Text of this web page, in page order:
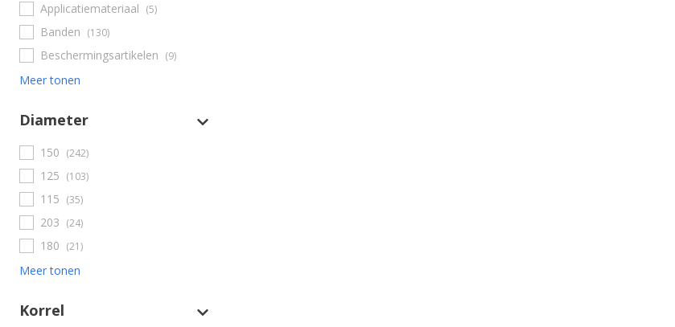
Applicatiemateriaal (5)
Banden (130)
Beschermingsartikelen (9)
Meer tonen
Diameter
150 (242)
125 (103)
115 (35)
203 (24)
180 (21)
Meer tonen
Korrel